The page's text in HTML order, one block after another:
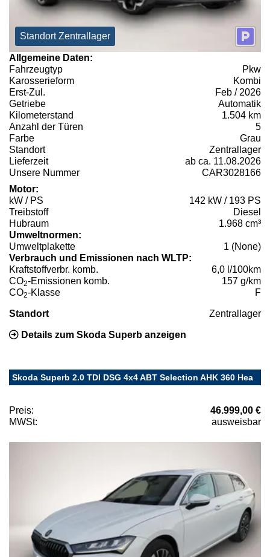
Standort Zentrallager
Allgemeine Daten:
Fahrzeugtyp
Pkw
Karosserieform
Kombi
Erst-Zul.
Feb / 2026
Getriebe
Automatik
Kilometerstand
1.504 km
Anzahl der Türen
5
Farbe
Grau
Standort
Zentrallager
Lieferzeit
ab ca. 11.08.2026
Unsere Nummer
CAR3028166
Motor:
kW / PS
142 kW / 193 PS
Treibstoff
Diesel
Hubraum
1.968 cm³
Umweltnormen:
Umweltplakette
1 (None)
Verbrauch und Emissionen nach WLTP:
Kraftstoffverbr. komb.
6,0 l/100km
CO2-Emissionen komb.
157 g/km
CO2-Klasse F
Standort Zentrallager
Details zum Skoda Superb anzeigen
Skoda Superb 2.0 TDI DSG 4x4 ABT Selection AHK 360 Hea
Preis:
46.999,00 €
MWSt:
ausweisbar